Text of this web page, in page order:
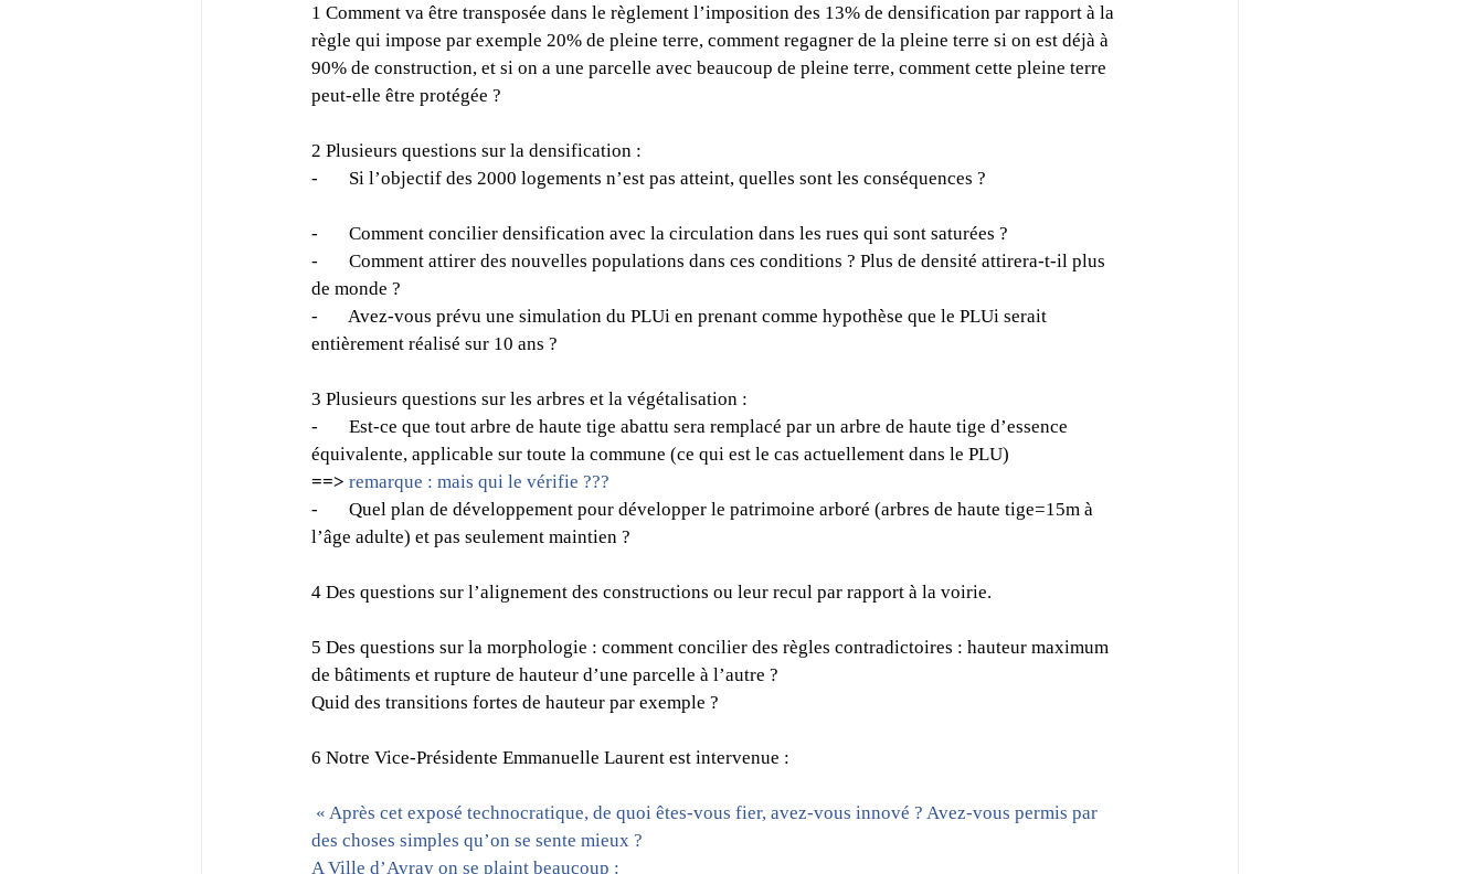
1 Comment va être transposée dans le règlement l’imposition des 13% de densification par rapport à la
règle qui impose par exemple 20% de pleine terre, comment regagner de la pleine terre si on est déjà à
90% de construction, et si on a une parcelle avec beaucoup de pleine terre, comment cette pleine terre
peut-elle être protégée ?
2 Plusieurs questions sur la densification :
-       Si l’objectif des 2000 logements n’est pas atteint, quelles sont les conséquences ?
-       Comment concilier densification avec la circulation dans les rues qui sont saturées ?
-       Comment attirer des nouvelles populations dans ces conditions ? Plus de densité attirera-t-il plus
de monde ?
-       Avez-vous prévu une simulation du PLUi en prenant comme hypothèse que le PLUi serait
entièrement réalisé sur 10 ans ?
3 Plusieurs questions sur les arbres et la végétalisation :
-       Est-ce que tout arbre de haute tige abattu sera remplacé par un arbre de haute tige d’essence
équivalente, applicable sur toute la commune (ce qui est le cas actuellement dans le PLU)
==> remarque : mais qui le vérifie ???
-       Quel plan de développement pour développer le patrimoine arboré (arbres de haute tige=15m à
l’âge adulte) et pas seulement maintien ?
4 Des questions sur l’alignement des constructions ou leur recul par rapport à la voirie.
5 Des questions sur la morphologie : comment concilier des règles contradictoires : hauteur maximum
de bâtiments et rupture de hauteur d’une parcelle à l’autre ?
Quid des transitions fortes de hauteur par exemple ?
6 Notre Vice-Présidente Emmanuelle Laurent est intervenue :
des choses simples qu’on se sente mieux ?
A Ville d’Avray on se plaint beaucoup :